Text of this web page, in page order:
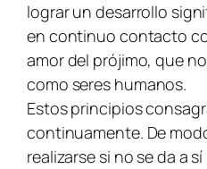
lograr un desarrollo
en continuo contacto
amor del prójimo, que
como seres humanos.
Estos principios
continuamente. De
realizarse si no se da a